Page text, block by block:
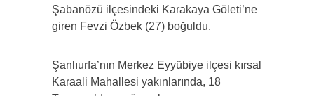
Şabanözü ilçesindeki Karakaya Göleti’ne
giren Fevzi Özbek (27) boğuldu.
Şanlıurfa’nın Merkez Eyyübiye ilçesi kırsal
Karaali Mahallesi yakınlarında, 18